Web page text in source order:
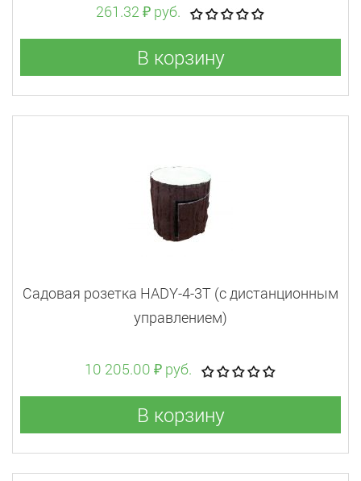
261.32 ₽ руб.
В корзину
Садовая розетка HADY-4-3T (с дистанционным
управлением)
10 205.00 ₽ руб.
В корзину